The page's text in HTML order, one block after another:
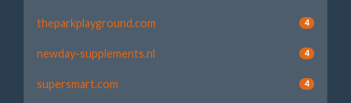
theparkplayground.com 4
newday-supplements.nl 4
supersmart.com 4